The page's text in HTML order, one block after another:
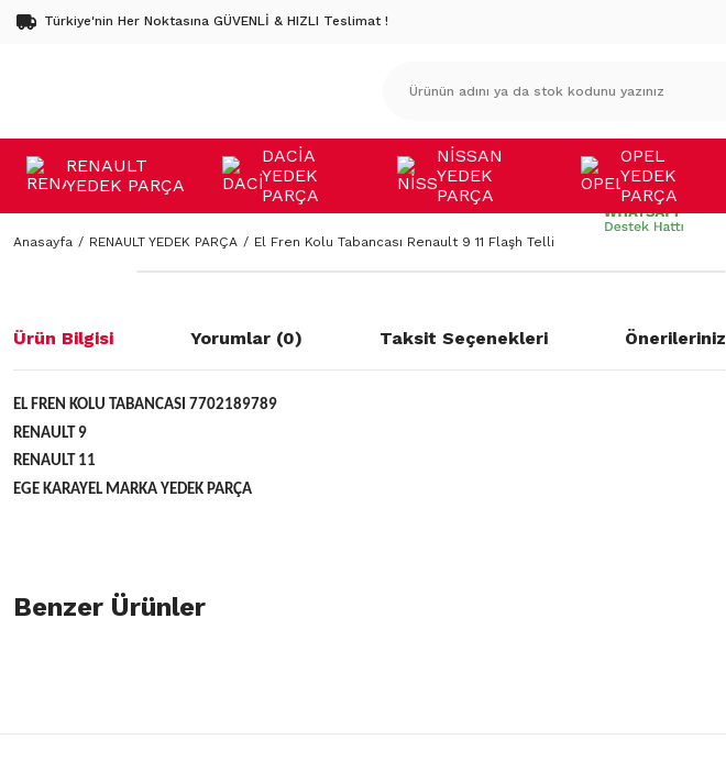
Türkiye'nin Her Noktasına GÜVENLİ & HIZLI Teslimat !
RENAULT
YEDEK PARÇA
DACİA
YEDEK
PARÇA
NİSSAN
YEDEK
PARÇA
OPEL
YEDEK
PARÇA
Anasayfa RENAULT YEDEK PARÇA El Fren Kolu Tabancası Renault 9 11 Flaşh Telli
Ürün Bilgisi Yorumlar (0) Taksit Seçenekleri Önerileriniz
EL FREN KOLU TABANCASI 7702189789
RENAULT 9
RENAULT 11
EGE KARAYEL MARKA YEDEK PARÇA
öneri formunu kullanarak tarafımıza iletebilirsiniz.
Benzer Ürünler